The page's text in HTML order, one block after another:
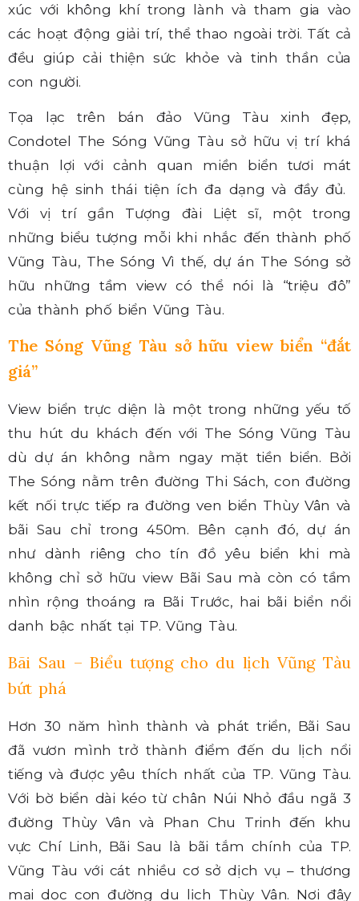
xúc với không khí trong lành và tham gia vào
các hoạt động giải trí, thể thao ngoài trời. Tất cả
đều giúp cải thiện sức khỏe và tinh thần của
con người.
Tọa lạc trên bán đảo Vũng Tàu xinh đẹp,
Condotel The Sóng Vũng Tàu sở hữu vị trí khá
thuận lợi với cảnh quan miền biển tươi mát
cùng hệ sinh thái tiện ích đa dạng và đầy đủ.
Với vị trí gần Tượng đài Liệt sĩ, một trong
những biểu tượng mỗi khi nhắc đến thành phố
Vũng Tàu, The Sóng Vì thế, dự án The Sóng sở
hữu những tầm view có thể nói là “triệu đô”
của thành phố biển Vũng Tàu.
The Sóng Vũng Tàu sở hữu view biển “đắt
giá”
View biển trực diện là một trong những yếu tố
thu hút du khách đến với The Sóng Vũng Tàu
dù dự án không nằm ngay mặt tiền biển. Bởi
The Sóng nằm trên đường Thi Sách, con đường
kết nối trực tiếp ra đường ven biển Thùy Vân và
bãi Sau chỉ trong 450m. Bên cạnh đó, dự án
như dành riêng cho tín đồ yêu biển khi mà
không chỉ sở hữu view Bãi Sau mà còn có tầm
nhìn rộng thoáng ra Bãi Trước, hai bãi biển nổi
danh bậc nhất tại TP. Vũng Tàu.
Bãi Sau – Biểu tượng cho du lịch Vũng Tàu
bứt phá
Hơn 30 năm hình thành và phát triển, Bãi Sau
đã vươn mình trở thành điểm đến du lịch nổi
tiếng và được yêu thích nhất của TP. Vũng Tàu.
Với bờ biển dài kéo từ chân Núi Nhỏ đầu ngã 3
đường Thùy Vân và Phan Chu Trinh đến khu
vực Chí Linh, Bãi Sau là bãi tắm chính của TP.
Vũng Tàu với cát nhiều cơ sở dịch vụ – thương
mại dọc con đường du lịch Thùy Vân. Nơi đây